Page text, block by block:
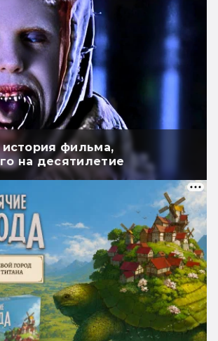
история фильма,
на десятилетие